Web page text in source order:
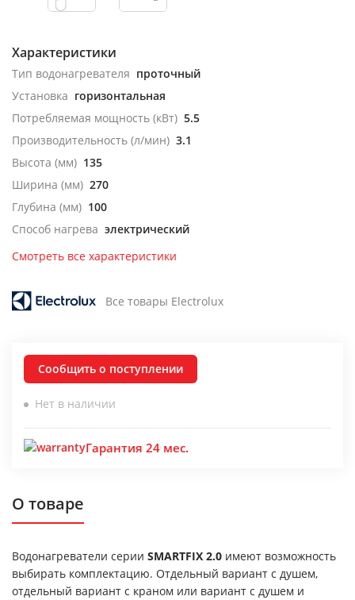
Характеристики
Тип водонагревателя проточный
Установка горизонтальная
Потребляемая мощность (кВт) 5.5
Производительность (л/мин) 3.1
Высота (мм) 135
Ширина (мм) 270
Глубина (мм) 100
Способ нагрева электрический
Смотреть все характеристики
Все товары Electrolux
Сообщить о поступлении
Нет в наличии
Гарантия 24 мес.
О товаре
Водонагреватели серии SMARTFIX 2.0 имеют возможность
выбирать комплектацию. Отдельный вариант с душем,
отдельный вариант с краном или вариант с душем и